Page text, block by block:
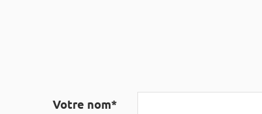
Votre nom*